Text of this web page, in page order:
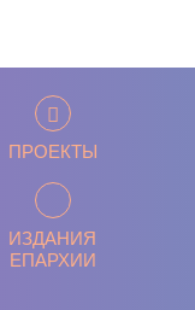
ПРОЕКТЫ
ИЗДАНИЯ
ЕПАРХИИ